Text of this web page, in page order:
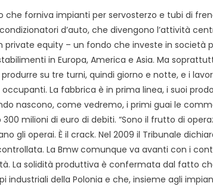
che forniva impianti per servosterzo e tubi di
d’auto, che divengono l’attività
equity – un fondo che investe in società
in Europa, America e Asia. Ma
su tre turni, quindi giorno e notte, e i
La fabbrica è in prima linea, i suoi
nascono, come vedremo, i primi guai le
milioni di euro di debiti. “Sono il frutto di
gli operai. È il crack. Nel 2009 il Tribunale
La Bmw comunque va avanti con i
La solidità produttiva è confermata dal fatto
industriali della Polonia e che, insieme agli